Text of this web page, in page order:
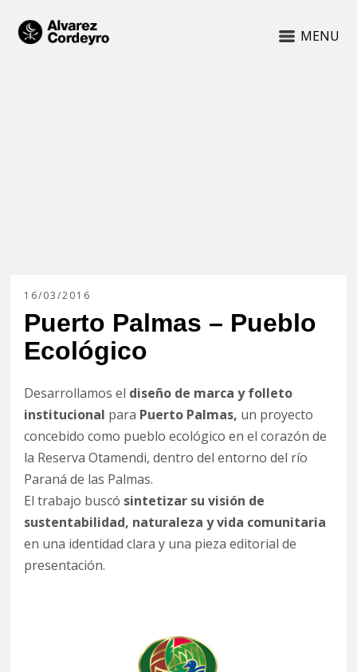
MENU
16/03/2016
Puerto Palmas – Pueblo
Ecológico
Desarrollamos el diseño de marca y folleto
institucional para Puerto Palmas, un proyecto
concebido como pueblo ecológico en el corazón de
la Reserva Otamendi, dentro del entorno del río
Paraná de las Palmas.
El trabajo buscó sintetizar su visión de
sustentabilidad, naturaleza y vida comunitaria
en una identidad clara y una pieza editorial de
presentación.